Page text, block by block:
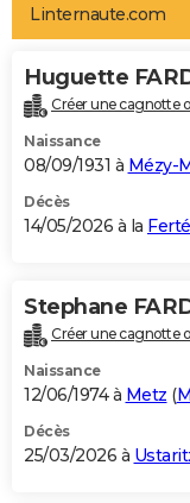
Art de vivre
Bien-être
Loisirs
Mode
Modes de vie
Alimentation
Guide de la santé
Maladies
Médicaments
Sommeil
VOYAGE
Destinations
City break
Voyage nature
Voyage de noces
Forum
Climat
+PHOTO
GUIDES D'ACHAT
BONS PLANS
Carte de Noël
Carte Bonne année
Carte Saint-Valentin
Carte Pâques
Carte d'anniversaire
DICTIONNAIRE
Dictionnaire
Biographies
Citations
Expressions
Proverbes
PROGRAMME TV
S'inscrire
Se connecter
Lycées
Collèges
Primaires
Universités
Entreprises
Service militaire
Avis de recherche
AVIS DE DÉCÈS
Linternaute.com
Huguette
Créer une cagnotte
Naissance
08/09/1931 à Mézy-
Décès
14/05/2026 à la
Stephane
Créer une cagnotte
Naissance
12/06/1974 à Metz (
Décès
25/03/2026 à